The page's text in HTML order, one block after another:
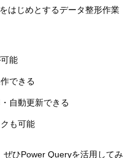
はじめとするデータ整形作業
能
できる
自動更新できる
も可能
ぜひPower Queryを活用してみ